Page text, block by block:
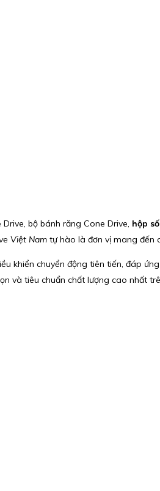
bộ bánh răng Cone Drive, hộp
Việt Nam tự hào là đơn vị mang đến
khiển chuyển động tiên tiến, đáp
và tiêu chuẩn chất lượng cao nhất